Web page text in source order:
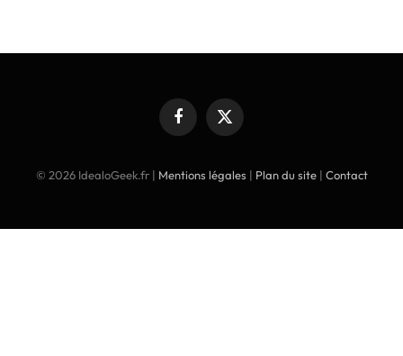
FacebookX
© 2026 IdealoGeek.fr | Mentions légales | Plan du site| Contact